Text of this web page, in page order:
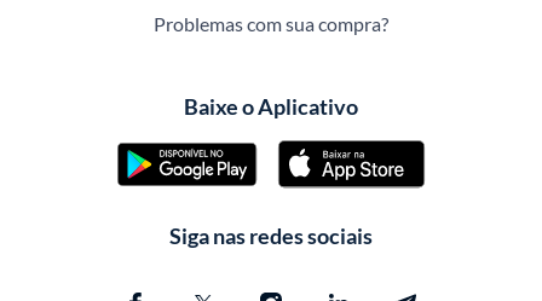
Problemas com sua compra?
Baixe o Aplicativo
Siga nas redes sociais